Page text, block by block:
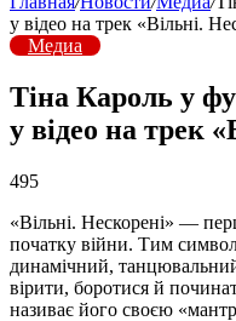
у відео на трек «Вільні.
Медиа
Тіна Кароль у
у відео на трек
495
«Вільні. Нескорені» —
початку війни. Тим
динамічний,
вірити, боротися й
називає його своєю